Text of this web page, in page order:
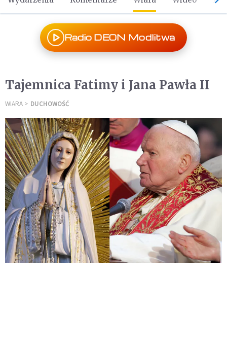
Radio DEON Modlitwa
Tajemnica Fatimy i Jana Pawła II
WIARA DUCHOWOŚĆ